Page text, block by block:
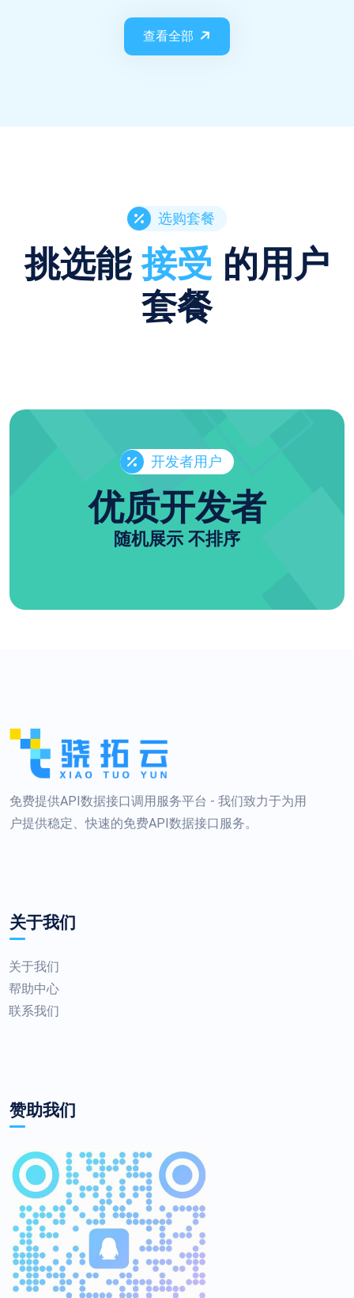
查看全部
选购套餐
挑选能接受 的用户
套餐
开发者用户
优质开发者
随机展示 不排序
免费提供API数据接口调用服务平台 - 我们致力于为用
户提供稳定、快速的免费API数据接口服务。
关于我们
关于我们
帮助中心
联系我们
赞助我们